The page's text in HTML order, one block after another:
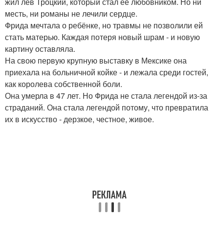
месть, ни романы не лечили сердце.
Фрида мечтала о ребёнке, но травмы не позволили ей
стать матерью. Каждая потеря новый шрам - и новую
картину оставляла.
На свою первую крупную выставку в Мексике она
приехала на больничной койке - и лежала среди гостей,
как королева собственной боли.
Она умерла в 47 лет. Но Фрида не стала легендой из-за
страданий. Она стала легендой потому, что превратила
их в искусство - дерзкое, честное, живое.